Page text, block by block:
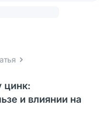
цинк:
и влиянии на